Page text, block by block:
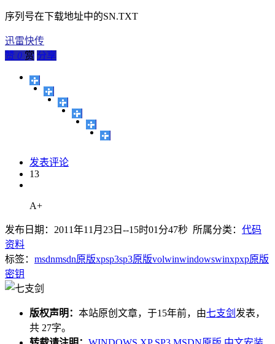
序列号在下载地址中的SN.TXT
迅雷快传
赞 0 赏 分享
发表评论
13
A+
发布日期：2011年11月23日--15时01分47秒 所属分类： 代码
资料
标签： msdnmsdn原版xpsp3sp3原版volwinwindowswinxpxp原版
密钥
版权声明： 本站原创文章，于15年前，由七支剑 发表，
共 27字。